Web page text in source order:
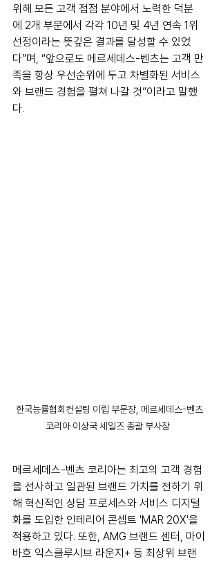
위해 모든 고객 접점 분야에서 노력한 덕분
에 2개 부문에서 각각 10년 및 4년 연속 1위
선정이라는 뜻깊은 결과를 달성할 수 있었
다”며, “앞으로도 메르세데스-벤츠는 고객 만
족을 항상 우선순위에 두고 차별화된 서비스
와 브랜드 경험을 펼쳐 나갈 것”이라고 말했
다.
한국능률협회컨설팅 이립 부문장, 메르세데스-벤츠
코리아 이상국 세일즈 총괄 부사장
메르세데스-벤츠 코리아는 최고의 고객 경험
을 선사하고 일관된 브랜드 가치를 전하기 위
해 혁신적인 상담 프로세스와 서비스 디지털
화를 도입한 인테리어 콘셉트 'MAR 20X'을
적용하고 있다. 또한, AMG 브랜드 센터, 마이
바흐 익스클루시브 라운지+ 등 최상위 브랜